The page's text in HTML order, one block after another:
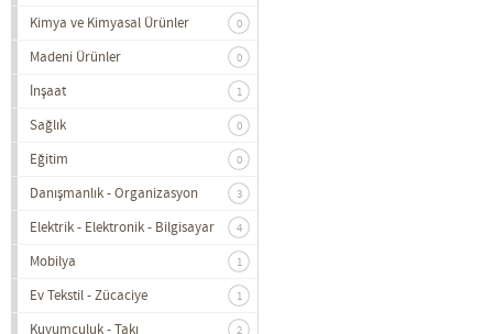
Kimya ve Kimyasal Ürünler 0
Madeni Ürünler 0
İnşaat 1
Sağlık 0
Eğitim 0
Danışmanlık - Organizasyon 3
Elektrik - Elektronik - Bilgisayar 4
Mobilya 1
Ev Tekstil - Zücaciye 1
Kuyumculuk - Takı 2